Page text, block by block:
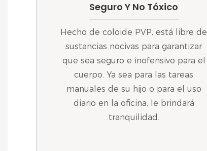
Seguro Y No Tóxico
Hecho de coloide PVP, está libre de
sustancias nocivas para garantizar
que sea seguro e inofensivo para el
cuerpo. Ya sea para las tareas
manuales de su hijo o para el uso
diario en la oficina, le brindará
tranquilidad.